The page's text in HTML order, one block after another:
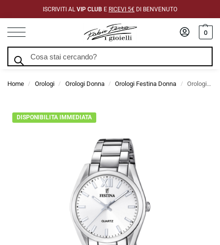
ISCRIVITI AL VIP CLUB E RICEVI 5€ DI BENVENUTO
0
Home / Orologi / Orologi Donna / Orologi Festina Donna / Orologio Festina Allegria Bianco Acciaio 36,8 mm
DISPONIBILITA IMMEDIATA